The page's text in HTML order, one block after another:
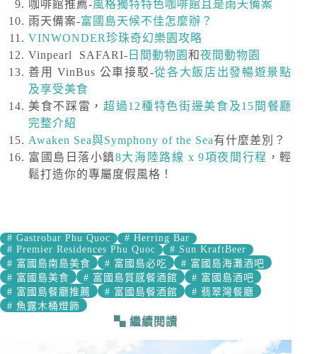
咖啡館推薦-風格獨特特色咖啡館且是雨天備案
雨天備案-富國島天候不佳怎麼辦？
VINWONDER珍珠奇幻樂園攻略
Vinpearl SAFARI- 日間動物園 和夜間動物園
善用 VinBus 公車接駁-從各大飯店出發暢遊景點
及享受美食
美食不踩雷， 超過12種特色街邊美食及15間餐廳
完整介紹
Awaken Sea與Symphony of the Sea有什麼差別？
富國島日落小鎮8大海陸路線 x 9項夜間行程 ，輕
鬆打造你的專屬度假風格！
# Gastrobar Phu Quoc # Herring Bar
# Premier Residences Phu Quoc # Sun KraftBeer
# 富國島南島美食 # 富國島必吃 # 富國島海灘酒吧
# 富國島美食 # 富國島質感餐酒館 # 富國島酒吧
# 富國島餐廳推薦 # 富國島餐酒館 # 翡翠灣餐廳
# 魚露木桶燈飾
繼續閱讀